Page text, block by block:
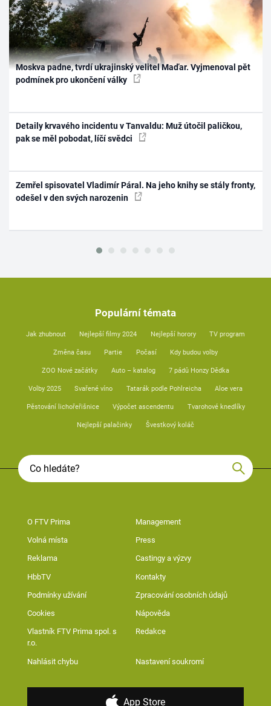
Moskva padne, tvrdí ukrajinský velitel Maďar. Vyjmenoval pět
podmínek pro ukončení války
Detaily krvavého incidentu v Tanvaldu: Muž útočil paličkou,
pak se měl pobodat, líčí svědci
Zemřel spisovatel Vladimír Páral. Na jeho knihy se stály fronty,
odešel v den svých narozenin
Populární témata
Jak zhubnout Nejlepší filmy 2024 Nejlepší horory TV program
Změna času Partie Počasí Kdy budou volby
ZOO Nové začátky Auto – katalog 7 pádů Honzy Dědka
Volby 2025 Svařené víno Tatarák podle Pohlreicha Aloe vera
Pěstování lichořeřišnice Výpočet ascendentu Tvarohové knedlíky
Nejlepší palačinky Švestkový koláč
O FTV Prima Management
Volná místa Press
Reklama Castingy a výzvy
HbbTV Kontakty
Podmínky užívání Zpracování osobních údajů
Cookies Nápověda
Vlastník FTV Prima spol. s
r.o.
Redakce
Nahlásit chybu Nastavení soukromí
App Store